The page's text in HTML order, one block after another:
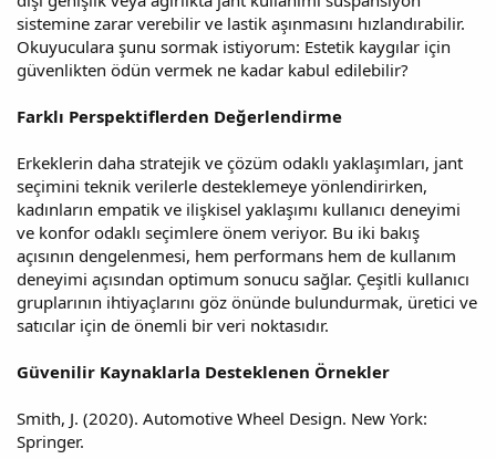
sistemine zarar verebilir ve lastik aşınmasını hızlandırabilir.
Okuyuculara şunu sormak istiyorum: Estetik kaygılar için
güvenlikten ödün vermek ne kadar kabul edilebilir?
Farklı Perspektiflerden Değerlendirme
Erkeklerin daha stratejik ve çözüm odaklı yaklaşımları, jant
seçimini teknik verilerle desteklemeye yönlendirirken,
kadınların empatik ve ilişkisel yaklaşımı kullanıcı deneyimi
ve konfor odaklı seçimlere önem veriyor. Bu iki bakış
açısının dengelenmesi, hem performans hem de kullanım
deneyimi açısından optimum sonucu sağlar. Çeşitli kullanıcı
gruplarının ihtiyaçlarını göz önünde bulundurmak, üretici ve
satıcılar için de önemli bir veri noktasıdır.
Güvenilir Kaynaklarla Desteklenen Örnekler
Smith, J. (2020). Automotive Wheel Design. New York:
Springer.